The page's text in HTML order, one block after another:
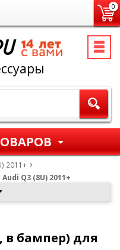
0
2011+
Q3 (8U) 2011+
в бампер) для